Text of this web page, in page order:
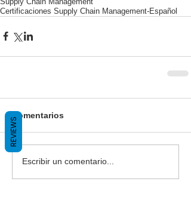
Certificaciones Supply Chain Management-Español
Comentarios
Escribir un comentario...
REVIEWS